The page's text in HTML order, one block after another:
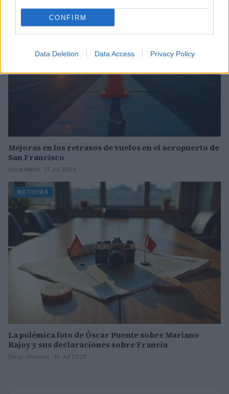
CONFIRM
Data Deletion Data Access Privacy Policy
Mejoras en los retrasos de vuelos en el aeropuerto de
San Francisco
Lucía Marín · 17 Jul 2026
NOTICIAS
La polémica foto de Óscar Puente sobre Mariano
Rajoy y sus declaraciones sobre Francia
Diego Morales · 15 Jul 2026